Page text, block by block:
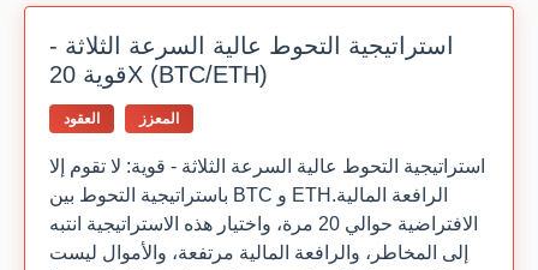
استراتيجية التحوط عالية السرعة الثلاثة -
قوية 20X (BTC/ETH)
العقود المعزز
استراتيجية التحوط عالية السرعة الثلاثة - قوية: لا تقوم إلا
باستراتيجية التحوط بين BTC و ETH.الرافعة المالية
الافتراضية حوالي 20 مرة، واختيار هذه الاستراتيجية انتبه
إلى المخاطر، والرافعة المالية مرتفعة، والأموال ليست